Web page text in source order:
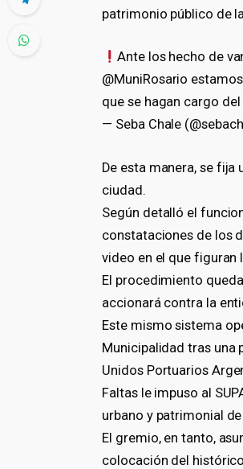
patrimonio público de
Ante los hecho de
@MuniRosario
que se hagan cargo
— Seba Chale
De esta manera, se
ciudad.
Según detalló el
constataciones de los
video en el que figuran
El procedimiento
accionará contra la
Este mismo sistema
Municipalidad tras una
Unidos Portuarios
Faltas le impuso al
urbano y patrimonial
El gremio, en tanto,
colocación del